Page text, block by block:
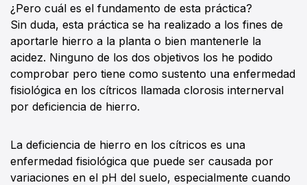
¿Pero cuál es el fundamento de esta práctica?
Sin duda, esta práctica se ha realizado a los fines de
aportarle hierro a la planta o bien mantenerle la
acidez. Ninguno de los dos objetivos los he podido
comprobar pero tiene como sustento una enfermedad
fisiológica en los cítricos llamada clorosis internerval
por deficiencia de hierro.
La deficiencia de hierro en los cítricos es una
enfermedad fisiológica que puede ser causada por
variaciones en el pH del suelo, especialmente cuando